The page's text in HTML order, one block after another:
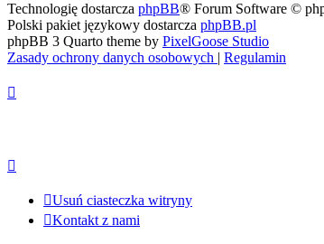
Technologię dostarcza phpBB® Forum Software ©
Polski pakiet językowy dostarcza phpBB.pl
phpBB 3 Quarto theme by PixelGoose Studio
Zasady ochrony danych osobowych | Regulamin
Usuń ciasteczka witryny
Kontakt z nami